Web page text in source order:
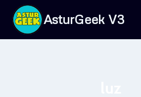
Saltar
contenido
AsturGeek V3